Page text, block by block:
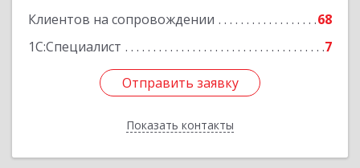
Клиентов на сопровождении
68
1С:Специалист
7
Отправить заявку
Показать контакты
Подробнее
Отправить заявку
Назад